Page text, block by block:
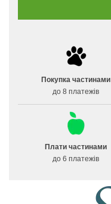
Покупка частинами
до 8 платежів
Плати частинами
до 6 платежів